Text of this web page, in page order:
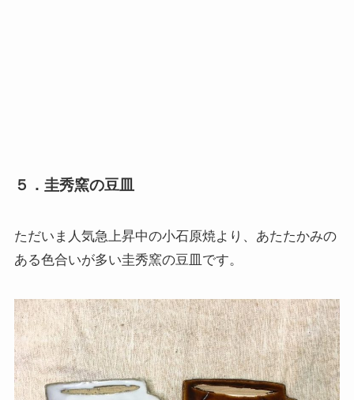
５．圭秀窯の豆皿
ただいま人気急上昇中の小石原焼より、あたたかみの
ある色合いが多い圭秀窯の豆皿です。